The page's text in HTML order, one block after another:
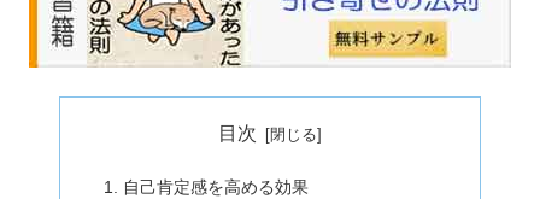
目次
自己肯定感を高める効果